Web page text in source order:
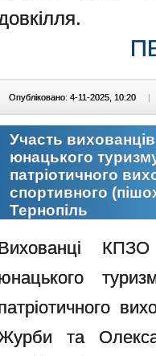
Опубліковано: 4-11-2025, 10:20 |
Участь
юнацького
патріотичного
спортивного
Тернопіль
КПЗО
та